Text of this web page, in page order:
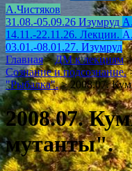
А.Чистяков
31.08.-05.09.26 Изумруд
14.11.-22.11.26. Лекции.
03.01.-08.01.27. Изумруд
Главная > ДМ к лекциям >
Сознание и подсознание.
"Рыбалка". > 2008.07.
2008.07.
мутанты".